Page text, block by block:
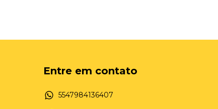
Entre em contato
5547984136407